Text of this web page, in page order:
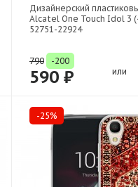
Дизайнерский
Alcatel One Touch Idol 3
52751-22924
790 -200
590 ₽ или
-25%